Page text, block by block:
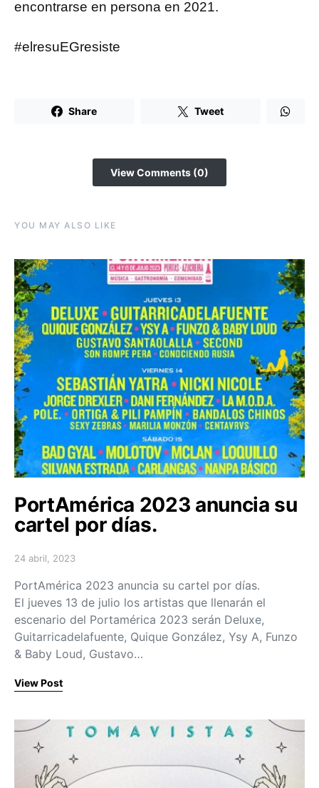
encontrarse en persona en 2021.
#elresuEGresiste
Share Tweet
View Comments (0)
YOU MAY ALSO LIKE
PortAmérica 2023 anuncia su
cartel por días.
Posted on
24 abril, 2023
PortAmérica 2023 anuncia su cartel por días.
El jueves 13 de julio los artistas que llenarán el
escenario del Portamérica 2023 serán Deluxe,
Guitarricadelafuente, Quique González, Ysy A, Funzo
& Baby Loud, Gustavo…
View Post